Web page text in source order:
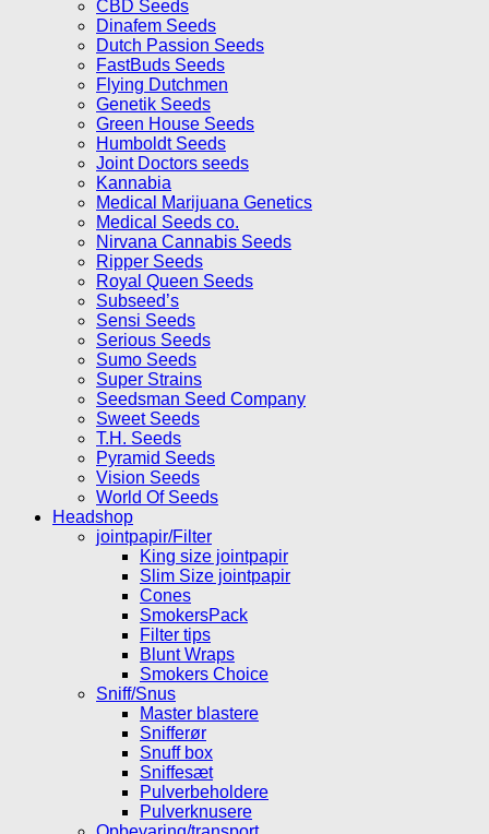
CBD Seeds
Dinafem Seeds
Dutch Passion Seeds
FastBuds Seeds
Flying Dutchmen
Genetik Seeds
Green House Seeds
Humboldt Seeds
Joint Doctors seeds
Kannabia
Medical Marijuana Genetics
Medical Seeds co.
Nirvana Cannabis Seeds
Ripper Seeds
Royal Queen Seeds
Subseed’s
Sensi Seeds
Serious Seeds
Sumo Seeds
Super Strains
Seedsman Seed Company
Sweet Seeds
T.H. Seeds
Pyramid Seeds
Vision Seeds
World Of Seeds
Headshop
jointpapir/Filter
King size jointpapir
Slim Size jointpapir
Cones
SmokersPack
Filter tips
Blunt Wraps
Smokers Choice
Sniff/Snus
Master blastere
Snifferør
Snuff box
Sniffesæt
Pulverbeholdere
Pulverknusere